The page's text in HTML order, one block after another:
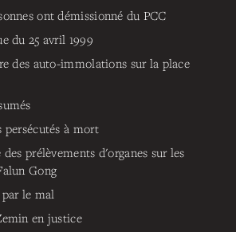
ont démissionné du PCC
du 25 avril 1999
des auto-immolations sur la place
persécutés à mort
prélèvements d'organes sur les
Gong
le mal
en justice